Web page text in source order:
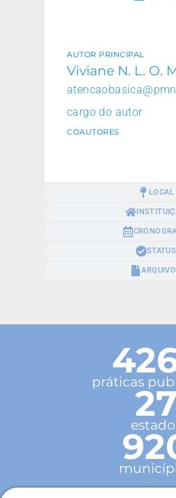
LOCAL
STATUS
AUTOR PRINCIPAL
Viviane N. L. O.
cargo do autor
COAUTORES
práticas
27